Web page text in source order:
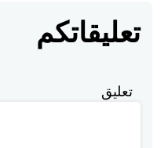
تعليقاتكم
تعليق